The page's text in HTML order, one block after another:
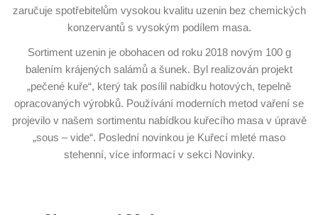
zaručuje spotřebitelům vysokou kvalitu uzenin bez chemických
konzervantů s vysokým podílem masa.
Sortiment uzenin je obohacen od roku 2018 novým 100 g
balením krájených salámů a šunek. Byl realizován projekt
„pečené kuře“, který tak posílil nabídku hotových, tepelně
opracovaných výrobků. Používání moderních metod vaření se
projevilo v našem sortimentu nabídkou kuřecího masa v úpravě
„sous – vide“. Poslední novinkou je Kuřecí mleté maso
stehenní, více informací v sekci Novinky.